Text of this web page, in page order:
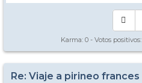
Karma: 0 - Votos positivos:
Re: Viaje a pirineo frances